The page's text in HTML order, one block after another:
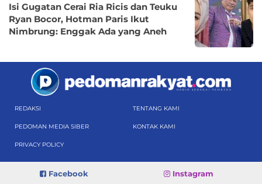
Isi Gugatan Cerai Ria Ricis dan Teuku
Ryan Bocor, Hotman Paris Ikut
Nimbrung: Enggak Ada yang Aneh
REDAKSI TENTANG KAMI
PEDOMAN MEDIA SIBER KONTAK KAMI
PRIVACY POLICY
Facebook
Instagram